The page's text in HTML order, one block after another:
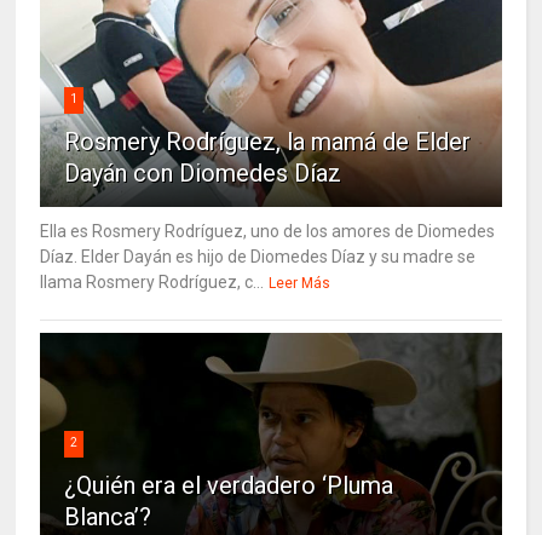
1
Rosmery Rodríguez, la mamá de Elder
Dayán con Diomedes Díaz
Ella es Rosmery Rodríguez, uno de los amores de Diomedes
Díaz. Elder Dayán es hijo de Diomedes Díaz y su madre se
llama Rosmery Rodríguez, c...
Leer Más
2
¿Quién era el verdadero ‘Pluma
Blanca’?